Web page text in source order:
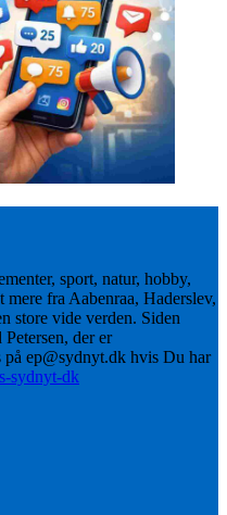
sport, natur, hobby,
mere fra Aabenraa, Haderslev,
store vide verden. Siden
der er
på ep@sydnyt.dk hvis Du har
sydnyt-dk